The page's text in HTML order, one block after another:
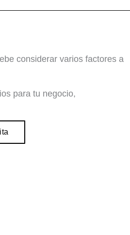
considerar varios factores a
para tu negocio,